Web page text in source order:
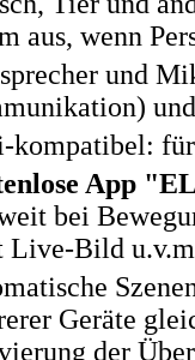
aus, wenn
und
kompatibel:
App
bei
Live-Bild
Geräte
der